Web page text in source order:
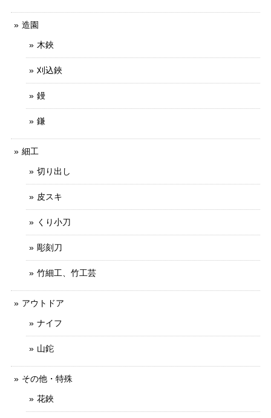
造園
木鋏
刈込鋏
鏝
鎌
細工
切り出し
皮スキ
くり小刀
彫刻刀
竹細工、竹工芸
アウトドア
ナイフ
山鉈
その他・特殊
花鋏